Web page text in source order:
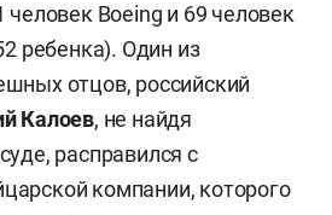
человек Boeing и 69 человек
ребенка). Один из
отцов, российский
Калоев, не найдя
расправился с
компании, которого